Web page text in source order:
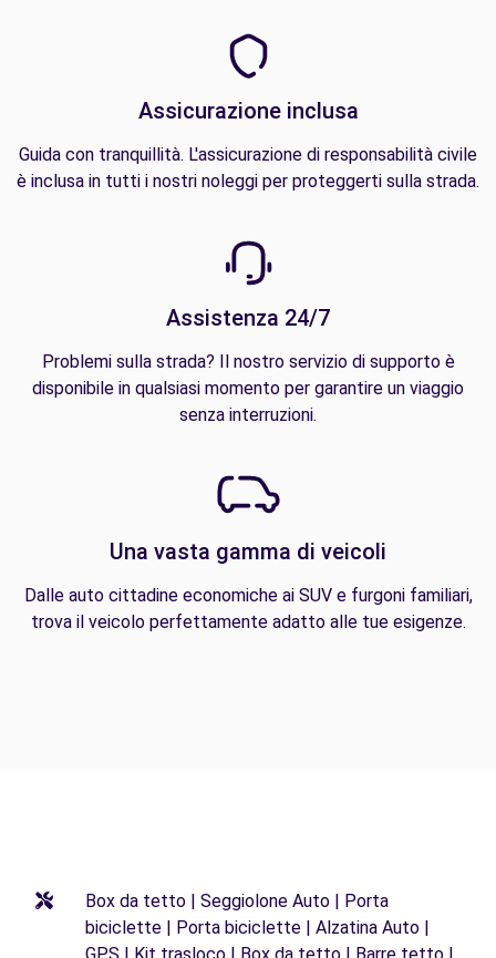
Assicurazione inclusa
Guida con tranquillità. L'assicurazione di responsabilità civile
è inclusa in tutti i nostri noleggi per proteggerti sulla strada.
Assistenza 24/7
Problemi sulla strada? Il nostro servizio di supporto è
disponibile in qualsiasi momento per garantire un viaggio
senza interruzioni.
Una vasta gamma di veicoli
Dalle auto cittadine economiche ai SUV e furgoni familiari,
trova il veicolo perfettamente adatto alle tue esigenze.
Box da tetto | Seggiolone Auto | Porta
biciclette | Porta biciclette | Alzatina Auto |